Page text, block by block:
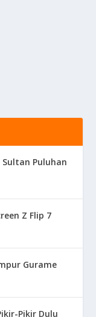
Puluhan
Z Flip 7
Gurame
Pikir Dulu